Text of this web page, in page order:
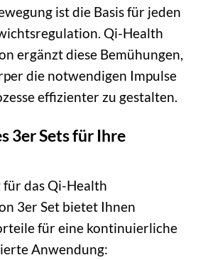
ist die Basis für jeden
Qi-Health
ergänzt diese Bemühungen,
die notwendigen Impulse
effizienter zu gestalten.
3er Sets für Ihre
für das Qi-Health
3er Set bietet Ihnen
für eine kontinuierliche
Anwendung: